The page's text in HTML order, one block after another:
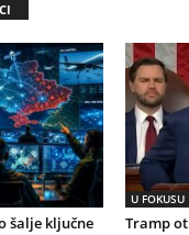
šalje ključne
U FOKUSU
Tramp